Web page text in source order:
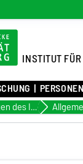
INSTITUT
PERSONEN
Abteilungen des Institutes